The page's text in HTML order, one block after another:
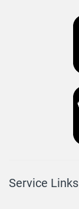
Service Links